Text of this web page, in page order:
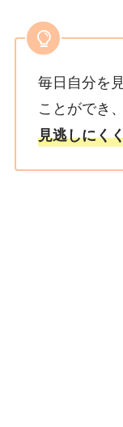
毎日自分を
ことができ、
見逃しにく